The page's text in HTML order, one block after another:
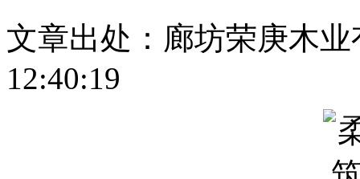
文章出处：廊坊荣庚木
12:40:19